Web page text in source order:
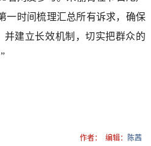
一时间梳理汇总所有诉求，确保
建立长效机制，切实把群众的
作者： 编辑： 陈茜